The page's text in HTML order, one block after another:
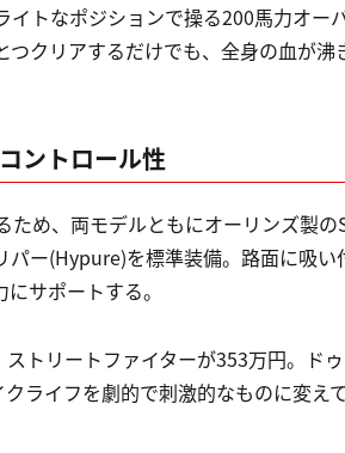
トなポジションで操る200馬力オー
クリアするだけでも、全身の血が沸
ントロール性
め、両モデルともにオーリンズ製
ー(Hypure)を標準装備。路面に吸い
サポートする。
トリートファイターが353万円。ド
ライフを劇的で刺激的なものに変え